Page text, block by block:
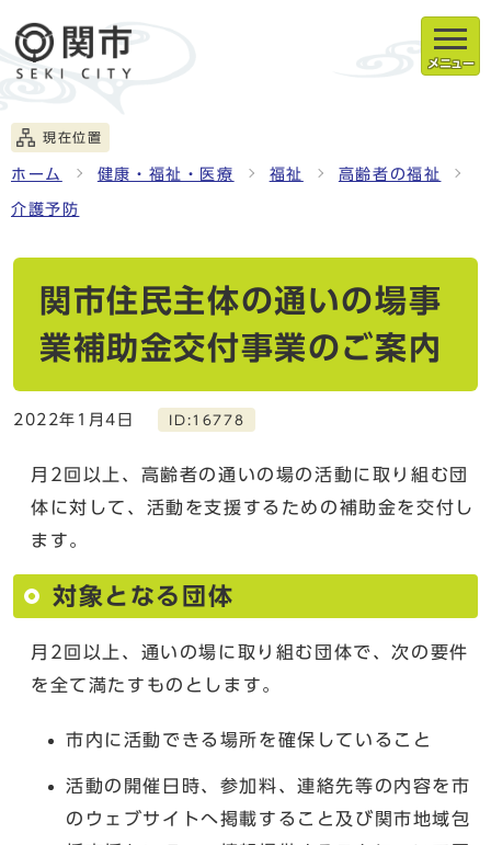
メニュー
現在位置
ホーム 健康・福祉・医療 福祉 高齢者の福祉
介護予防
関市住民主体の通いの場事
業補助金交付事業のご案内
2022年1月4日 ID:16778
月2回以上、高齢者の通いの場の活動に取り組む団
体に対して、活動を支援するための補助金を交付し
ます。
対象となる団体
月2回以上、通いの場に取り組む団体で、次の要件
を全て満たすものとします。
市内に活動できる場所を確保していること
活動の開催日時、参加料、連絡先等の内容を市
のウェブサイトへ掲載すること及び関市地域包